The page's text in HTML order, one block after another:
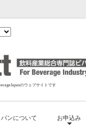
のウェブサイトです
ンについて お申込み